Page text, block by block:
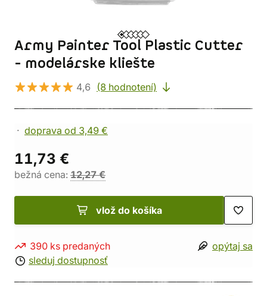
Army Painter Tool Plastic Cutter
- modelárske kliešte
4,6 (8 hodnotení)
doprava od 3,49 €
11,73 €
bežná cena: 12,27 €
vlož do košíka
390 ks predaných
sleduj dostupnosť
opýtaj sa